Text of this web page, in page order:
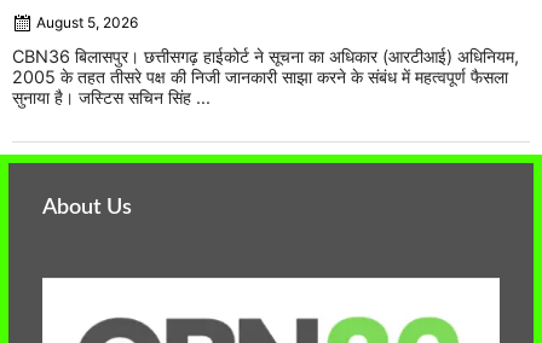
August 5, 2026
CBN36 बिलासपुर। छत्तीसगढ़ हाईकोर्ट ने सूचना का अधिकार (आरटीआई) अधिनियम,
2005 के तहत तीसरे पक्ष की निजी जानकारी साझा करने के संबंध में महत्वपूर्ण फैसला
सुनाया है। जस्टिस सचिन सिंह ...
About Us